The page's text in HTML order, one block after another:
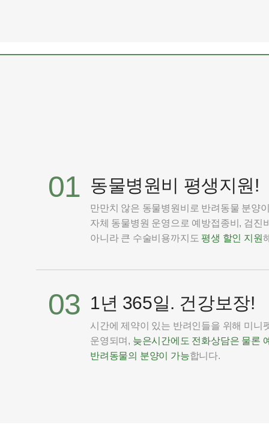
01 동물병원비 평생지원!
만만치 않은 동물병원비로 반려동물 분양
자체 동물병원 운영으로 예방접종비, 검진
아니라 큰 수술비용까지도 평생 할인 지원
03 1년 365일. 건강보장!
시간에 제약이 있는 반려인들을 위해 미니
운영되며, 늦은시간에도 전화상담은 물론
반려동물의 분양이 가능합니다.